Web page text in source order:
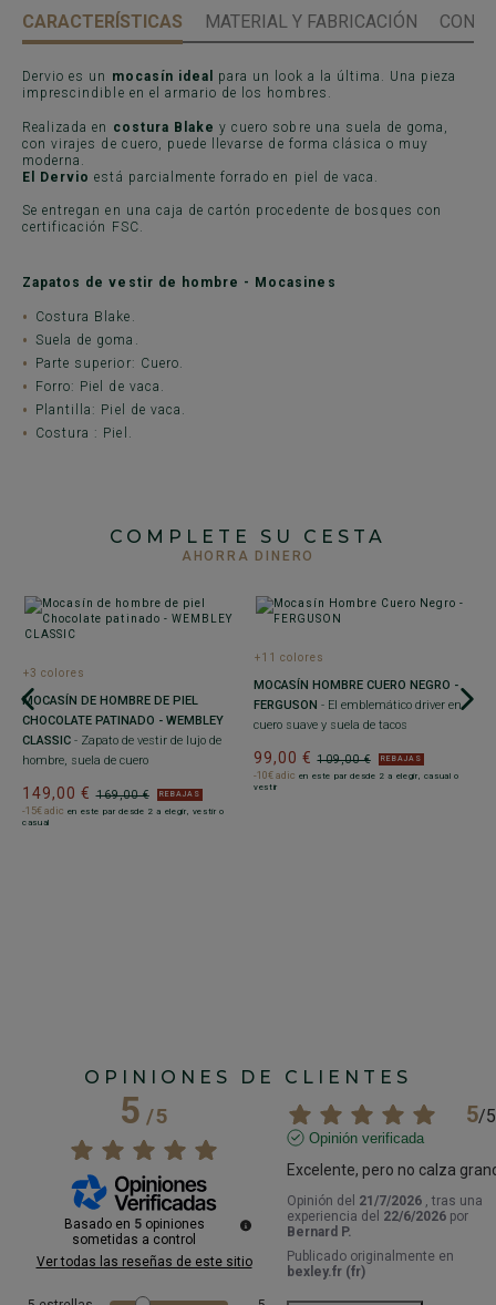
CARACTERÍSTICAS MATERIAL Y FABRICACIÓN
Dervio es un mocasín ideal
para un look a la última. Una pieza
imprescindible en el armario de los hombres.
Realizada en costura Blake y cuero sobre una suela de goma,
con virajes de cuero, puede llevarse de forma clásica o muy
moderna.
El Dervio está parcialmente forrado en piel de vaca.
Se entregan en una caja de cartón procedente de bosques con
certificación FSC.
Zapatos de vestir de hombre - Mocasines
Costura Blake.
Suela de goma.
Parte superior: Cuero.
Forro: Piel de vaca.
Plantilla: Piel de vaca.
Costura : Piel.
COMPLETE SU CESTA
AHORRA DINERO
+3 colores
MOCASÍN DE HOMBRE DE PIEL
CHOCOLATE PATINADO - WEMBLEY
CLASSIC - Zapato de vestir de lujo de
hombre, suela de cuero
169,00 €
149,00 € REBAJAS
-15€ adic en este par desde 2 a elegir, vestir o
casual
+11 colores
MOCASÍN HOMBRE CUERO NEGRO -
FERGUSON - El emblemático driver en
cuero suave y suela de tacos
109,00 €
99,00 € REBAJAS
-10€ adic en este par desde 2 a elegir, casual o
vestir
OPINIONES DE CLIENTES
5/5
Basado en 5 opiniones
sometidas a control
Ver todas las reseñas de este sitio
5/5
Opinión verificada
Excelente, pero no calza
Opinión del 21/7/2026
, tras una
experiencia del 22/6/2026 por
Bernard P.
Publicado originalmente en
bexley.fr (fr)